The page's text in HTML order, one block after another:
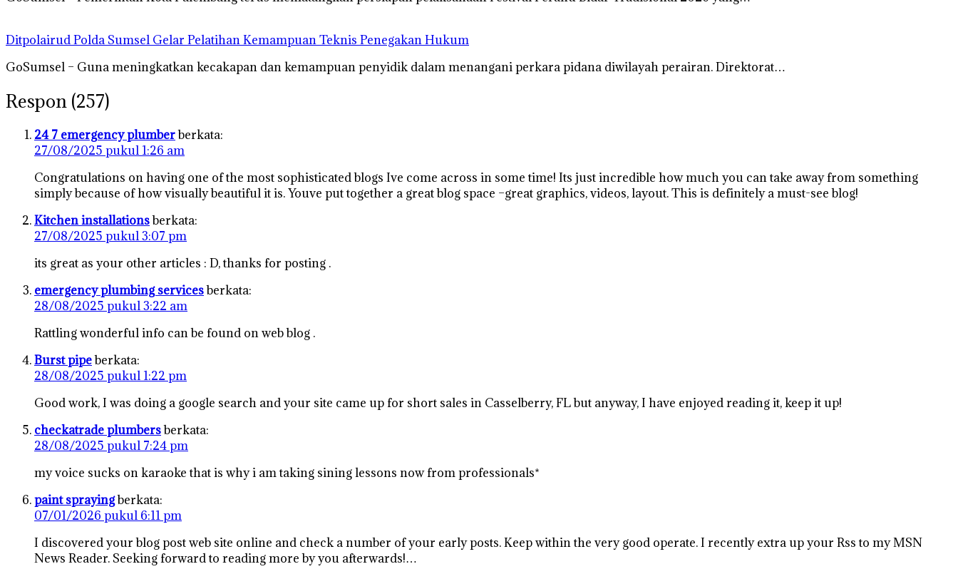
Ditpolairud Polda Sumsel Gelar Pelatihan Kemampuan Teknis Penegakan Hukum
GoSumsel – Guna meningkatkan kecakapan dan kemampuan penyidik dalam menangani perkara pidana diwilayah perairan. Direktorat…
Respon (257)
24 7 emergency plumberberkata:
27/08/2025 pukul 1:26 am
Congratulations on having one of the most sophisticated blogs Ive come across in some time! Its just incredible how much you can take away from something
simply because of how visually beautiful it is. Youve put together a great blog space –great graphics, videos, layout. This is definitely a must-see blog!
Kitchen installationsberkata:
27/08/2025 pukul 3:07 pm
its great as your other articles : D, thanks for posting .
emergency plumbing servicesberkata:
28/08/2025 pukul 3:22 am
Rattling wonderful info can be found on web blog .
Burst pipeberkata:
28/08/2025 pukul 1:22 pm
Good work, I was doing a google search and your site came up for short sales in Casselberry, FL but anyway, I have enjoyed reading it, keep it up!
checkatrade plumbersberkata:
28/08/2025 pukul 7:24 pm
my voice sucks on karaoke that is why i am taking sining lessons now from professionals*
paint sprayingberkata:
07/01/2026 pukul 6:11 pm
I discovered your blog post web site online and check a number of your early posts. Keep within the very good operate. I recently extra up your Rss to my MSN
News Reader. Seeking forward to reading more by you afterwards!…